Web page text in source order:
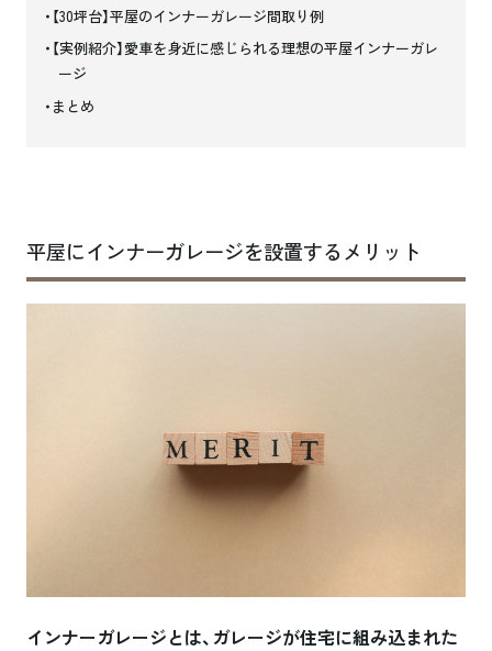
【30坪台】平屋のインナーガレージ間取り例
【実例紹介】愛車を身近に感じられる理想の平屋インナーガレ
ージ
まとめ
平屋にインナーガレージを設置するメリット
インナーガレージとは、ガレージが住宅に組み込まれた